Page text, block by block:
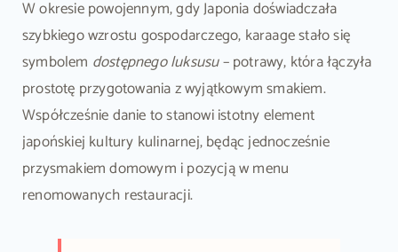
W okresie powojennym, gdy Japonia doświadczała
szybkiego wzrostu gospodarczego, karaage stało się
symbolem dostępnego luksusu– potrawy, która łączyła
prostotę przygotowania z wyjątkowym smakiem.
Współcześnie danie to stanowi istotny element
japońskiej kultury kulinarnej, będąc jednocześnie
przysmakiem domowym i pozycją w menu
renomowanych restauracji.